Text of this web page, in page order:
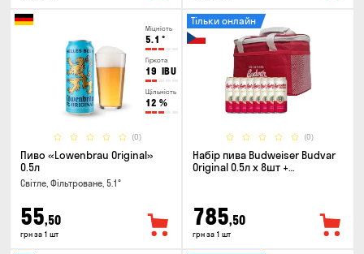
Міцність
5.1 °
Гіркота
19 IBU
Щільність
12 %
(0)
Пиво «Lowenbrau Original»
0.5л
Світле, Фільтроване, 5.1°
55,50
грн за 1 шт
(0)
Тільки онлайн
Набір пива Budweiser Budvar
Original 0.5л х 8шт +
785,50
грн за 1 шт